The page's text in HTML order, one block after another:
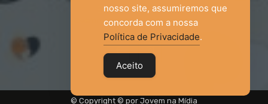
Entre em contato:
jovemnamidia2017@gmail.com
© Copyright © por Jovem na Mídia
nosso site, assumiremos que
concorda com a nossa
Política de Privacidade.
Aceito